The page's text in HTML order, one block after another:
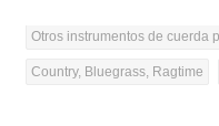
Otros instrumentos de cuerda
Country, Bluegrass, Ragtime